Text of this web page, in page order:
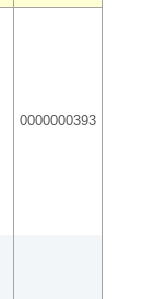
0000000393